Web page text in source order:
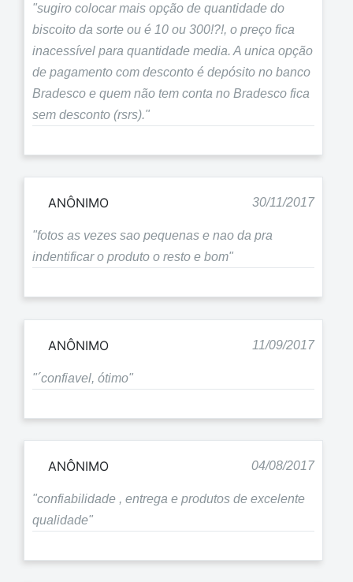
"sugiro colocar mais opção de quantidade do
biscoito da sorte ou é 10 ou 300!?!, o preço fica
inacessível para quantidade media. A unica opção
de pagamento com desconto é depósito no banco
Bradesco e quem não tem conta no Bradesco fica
sem desconto (rsrs)."
ANÔNIMO 30/11/2017
"fotos as vezes sao pequenas e nao da pra
indentificar o produto o resto e bom"
ANÔNIMO 11/09/2017
"´confiavel, ótimo"
ANÔNIMO 04/08/2017
"confiabilidade , entrega e produtos de excelente
qualidade"